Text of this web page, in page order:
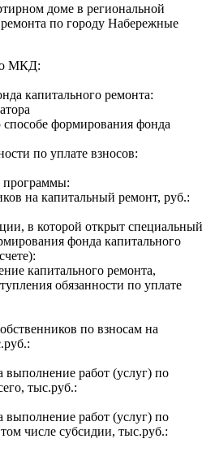
доме в региональной
по городу Набережные
МКД:
капитального ремонта:
формирования фонда
по уплате взносов:
программы:
на капитальный ремонт, руб.:
в которой открыт специальный
фонда капитального
капитального ремонта,
обязанности по уплате
по взносам на
выполнение работ (услуг) по
тыс.руб.:
выполнение работ (услуг) по
числе субсидии, тыс.руб.: